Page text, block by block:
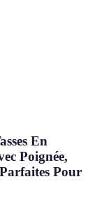
En
Poignée,
Pour